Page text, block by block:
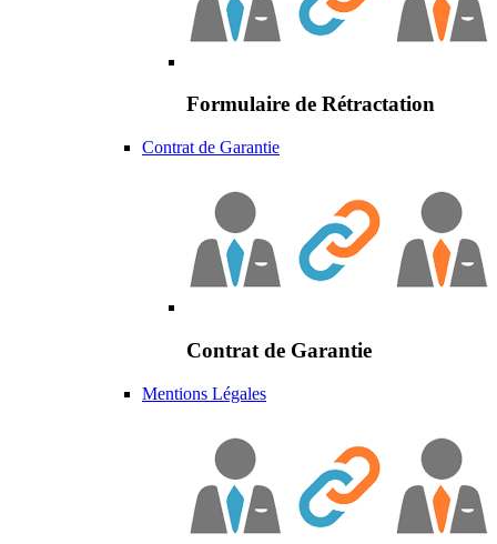
Formulaire de Rétractation
Contrat de Garantie
Contrat de Garantie
Mentions Légales